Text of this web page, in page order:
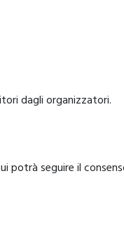
dagli organizzatori.
seguire il